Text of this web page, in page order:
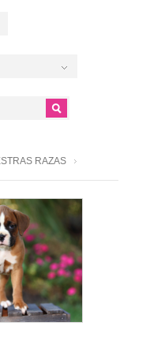
RAZAS